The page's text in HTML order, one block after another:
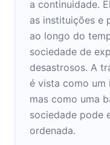
a continuidade.
as instituições e
ao longo do
sociedade de
desastrosos. A
é vista como um
mas como uma
sociedade pode
ordenada.